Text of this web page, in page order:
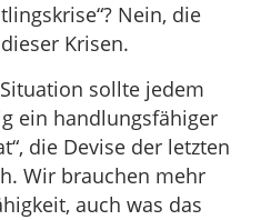
Nein, die
Krisen.
sollte jedem
ein handlungsfähiger
die Devise der letzten
Wir brauchen mehr
auch was das